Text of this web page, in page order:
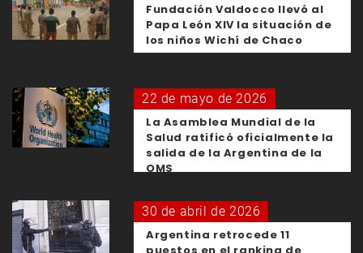
Fundación Valdocco llevó al
Papa León XIV la situación de
los niños Wichí de Chaco
22 de mayo de 2026
La Asamblea Mundial de la
Salud ratificó oficialmente la
salida de la Argentina de la
OMS
30 de abril de 2026
Argentina retrocede 11